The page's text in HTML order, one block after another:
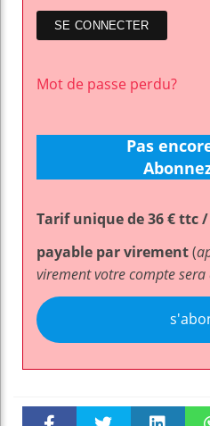
Mot de passe perdu?
Pas
Tarif unique de 36 € ttc
payable par virement(
virement votre compte sera